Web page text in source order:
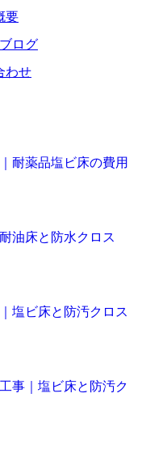
耐薬品塩ビ床の費用
油床と防水クロス
塩ビ床と防汚クロス
事｜塩ビ床と防汚ク